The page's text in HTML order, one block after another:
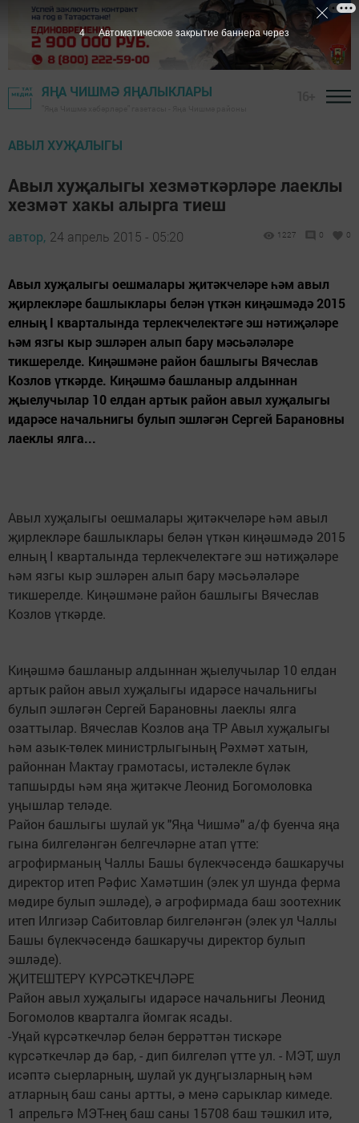
ЯҢА ЧИШМӘ ЯҢАЛЫКЛАРЫ
АВЫЛ ХУҖАЛЫГЫ
Авыл хуҗалыгы хезмәткәрләре лаеклы
хезмәт хакы алырга тиеш
автор, 24 апрель 2015 - 05:20 1227 0 0
Авыл хуҗалыгы оешмалары җитәкчеләре һәм авыл
җирлекләре башлыклары белән үткән киңәшмәдә 2015
елның I кварталында терлекчелектәге эш нәтиҗәләре
һәм язгы кыр эшләрен алып бару мәсьәләләре
тикшерелде. Киңәшмәне район башлыгы Вячеслав
Козлов үткәрде. Киңәшмә башланыр алдыннан
җыелучылар 10 елдан артык район авыл хуҗалыгы
идарәсе начальнигы булып эшләгән Сергей Барановны
лаеклы ялга...
Авыл хуҗалыгы оешмалары җитәкчеләре һәм авыл
җирлекләре башлыклары белән үткән киңәшмәдә 2015
елның I кварталында терлекчелектәге эш нәтиҗәләре
һәм язгы кыр эшләрен алып бару мәсьәләләре
тикшерелде. Киңәшмәне район башлыгы Вячеслав
Козлов үткәрде.
Киңәшмә башланыр алдыннан җыелучылар 10 елдан
артык район авыл хуҗалыгы идарәсе начальнигы
булып эшләгән Сергей Барановны лаеклы ялга
озаттылар. Вячеслав Козлов аңа ТР Авыл хуҗалыгы
һәм азык-төлек министрлыгының Рәхмәт хатын,
районнан Мактау грамотасы, истәлекле бүләк
тапшырды һәм яңа җитәкче Леонид Богомоловка
уңышлар теләде.
Район башлыгы шулай ук "Яңа Чишмә" а/ф буенча яңа
гына билгеләнгән белгечләрне атап үтте:
агрофирманың Чаллы Башы бүлекчәсендә башкаручы
директор итеп Рәфис Хамәтшин (элек ул шунда ферма
мөдире булып эшләде), ә агрофирмада баш зоотехник
итеп Илгизәр Сабитовлар билгеләнгән (элек ул Чаллы
Башы бүлекчәсендә башкаручы директор булып
эшләде).
ҖИТЕШТЕРҮ КҮРСӘТКЕЧЛӘРЕ
Район авыл хуҗалыгы идарәсе начальнигы Леонид
Богомолов кварталга йомгак ясады.
-Уңай күрсәткечләр белән беррәттән тискәре
күрсәткечләр дә бар, - дип билгеләп үтте ул. - МЭТ, шул
исәптә сыерларның, шулай ук дуңгызларның һәм
атларның баш саны артты, ә менә сарыклар кимеде.
1 апрельгә МЭТ-нең баш саны 15708 баш тәшкил итә,
3 Автоматическое закрытие баннера через